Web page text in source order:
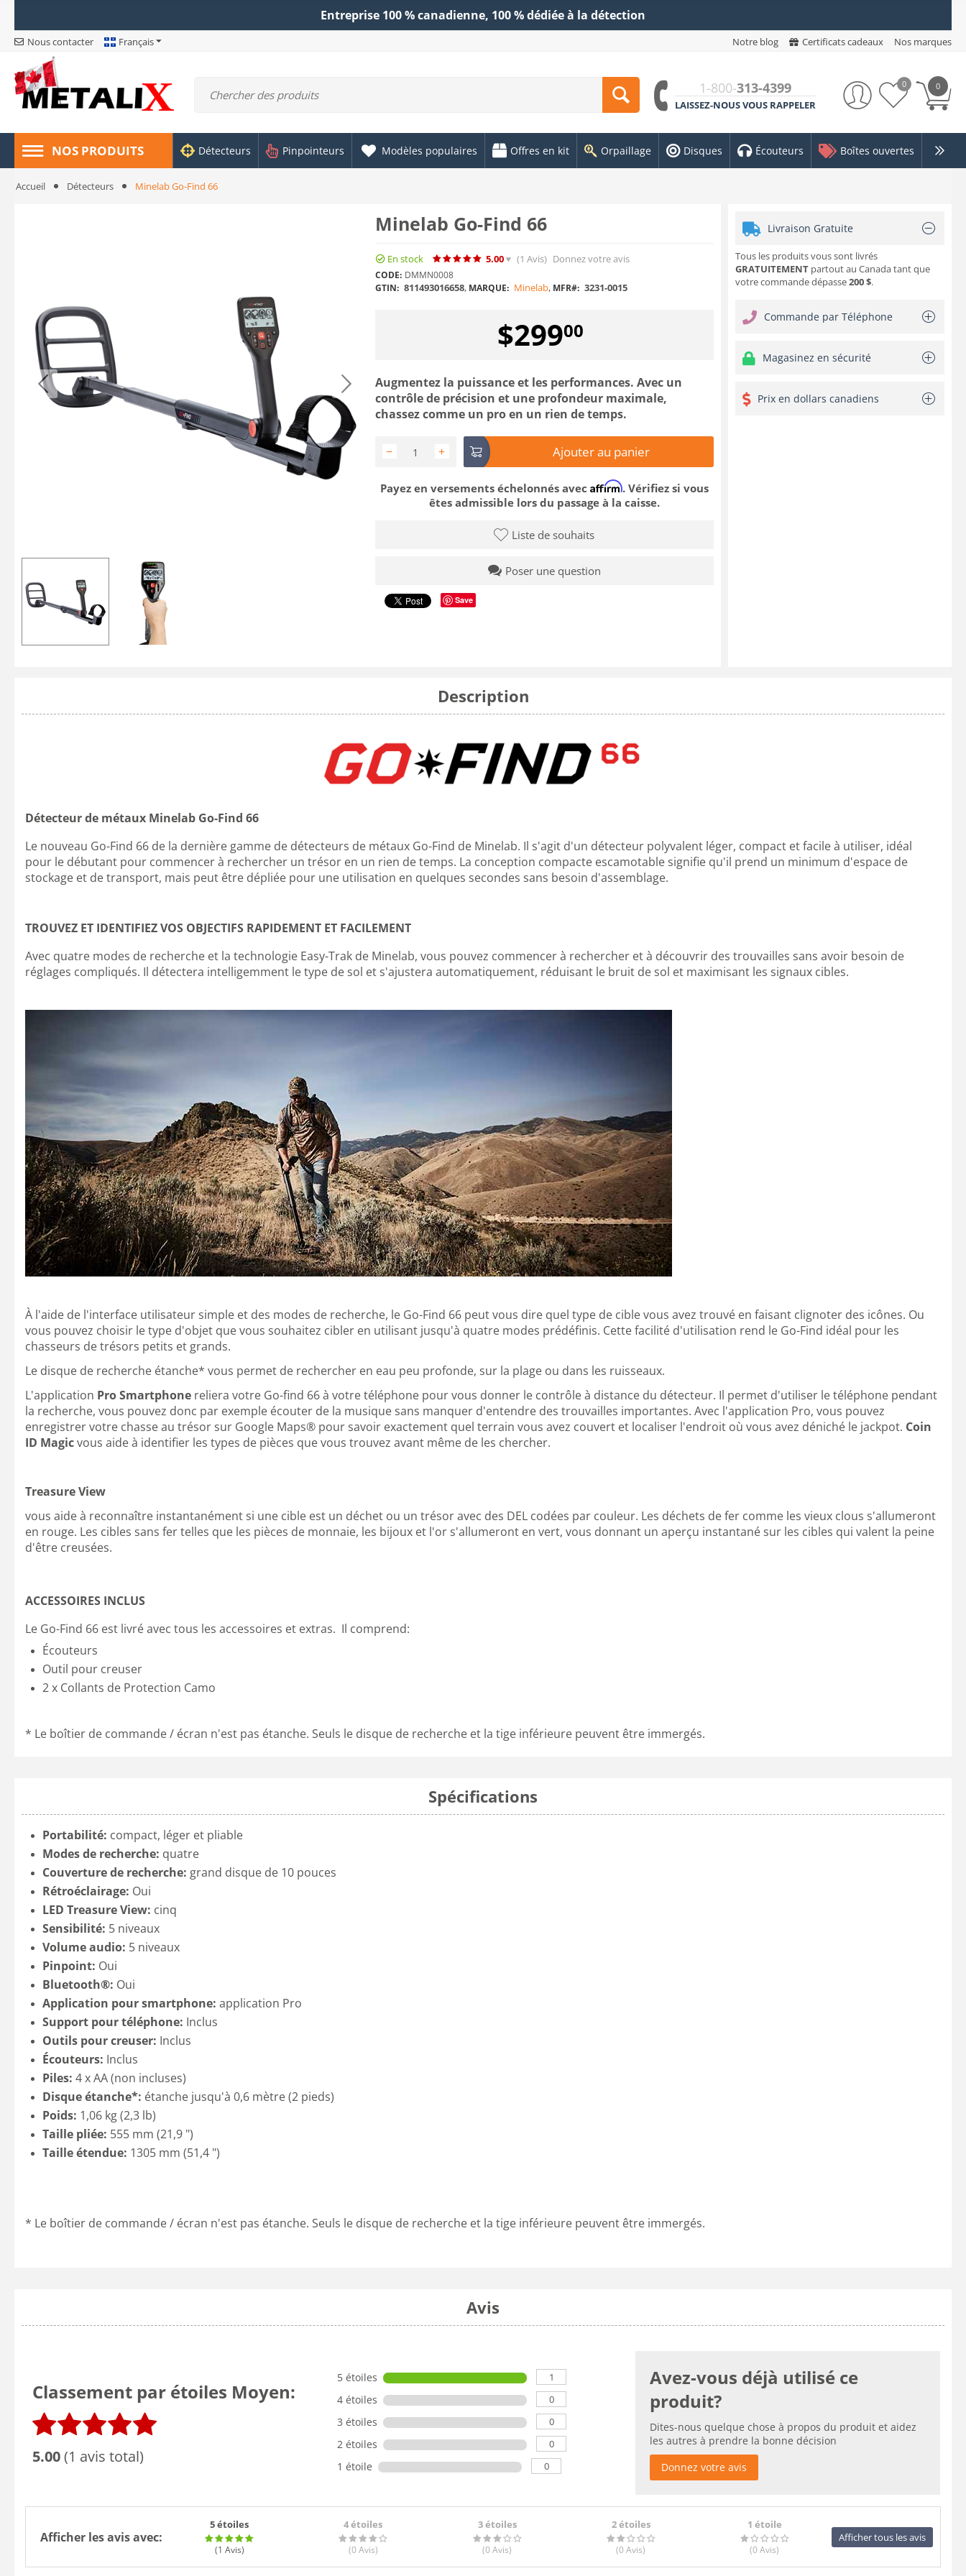
Entreprise 100 % canadienne, 100 % dédiée à la détection
Nous contacter Français Notre blog Certificats cadeaux Nos marques
1-800-313-4399
LAISSEZ-NOUS VOUS RAPPELER
0
0
NOS PRODUITS Détecteurs Pinpointeurs Modèles populaires Offres en kit Orpaillage Disques Écouteurs Boîtes ouvertes
Accueil Détecteurs Minelab Go-Find 66
Minelab Go-Find 66
En stock 5.00 (1 Avis) Donnez votre avis
CODE: DMMN0008
GTIN: 811493016658, MARQUE: Minelab, MFR#: 3231-0015
$29900
Augmentez la puissance et les performances. Avec un
contrôle de précision et une profondeur maximale,
chassez comme un pro en un rien de temps.
+
− Ajouter au panier
Payez en versements échelonnés avec Affirm. Vérifiez si vous
êtes admissible lors du passage à la caisse.
Liste de souhaits
Poser une question
Save
Livraison Gratuite
Tous les produits vous sont livrés
GRATUITEMENT partout au Canada tant que
votre commande dépasse200 $.
Commande par Téléphone
Magasinez en sécurité
Prix en dollars canadiens
Description
Détecteur de métaux Minelab Go-Find 66
Le nouveau Go-Find 66 de la dernière gamme de détecteurs de métaux Go-Find de Minelab. Il s'agit d'un détecteur polyvalent léger, compact et facile à utiliser, idéal
pour le débutant pour commencer à rechercher un trésor en un rien de temps. La conception compacte escamotable signifie qu'il prend un minimum d'espace de
stockage et de transport, mais peut être dépliée pour une utilisation en quelques secondes sans besoin d'assemblage.
TROUVEZ ET IDENTIFIEZ VOS OBJECTIFS RAPIDEMENT ET FACILEMENT
Avec quatre modes de recherche et la technologie Easy-Trak de Minelab, vous pouvez commencer à rechercher et à découvrir des trouvailles sans avoir besoin de
réglages compliqués. Il détectera intelligemment le type de sol et s'ajustera automatiquement, réduisant le bruit de sol et maximisant les signaux cibles.
À l'aide de l'interface utilisateur simple et des modes de recherche, le Go-Find 66 peut vous dire quel type de cible vous avez trouvé en faisant clignoter des icônes. Ou
vous pouvez choisir le type d'objet que vous souhaitez cibler en utilisant jusqu'à quatre modes prédéfinis. Cette facilité d'utilisation rend le Go-Find idéal pour les
chasseurs de trésors petits et grands.
Le disque de recherche étanche* vous permet de rechercher en eau peu profonde, sur la plage ou dans les ruisseaux.
L'application Pro Smartphone reliera votre Go-find 66 à votre téléphone pour vous donner le contrôle à distance du détecteur. Il permet d'utiliser le téléphone pendant
la recherche, vous pouvez donc par exemple écouter de la musique sans manquer d'entendre des trouvailles importantes. Avec l'application Pro, vous pouvez
enregistrer votre chasse au trésor sur Google Maps® pour savoir exactement quel terrain vous avez couvert et localiser l'endroit où vous avez déniché le jackpot. Coin
ID Magicvous aide à identifier les types de pièces que vous trouvez avant même de les chercher.
Treasure View
vous aide à reconnaître instantanément si une cible est un déchet ou un trésor avec des DEL codées par couleur. Les déchets de fer comme les vieux clous s'allumeront
en rouge. Les cibles sans fer telles que les pièces de monnaie, les bijoux et l'or s'allumeront en vert, vous donnant un aperçu instantané sur les cibles qui valent la peine
d'être creusées.
ACCESSOIRES INCLUS
Le Go-Find 66 est livré avec tous les accessoires et extras. Il comprend:
Écouteurs
Outil pour creuser
2 x Collants de Protection Camo
* Le boîtier de commande / écran n'est pas étanche. Seuls le disque de recherche et la tige inférieure peuvent être immergés.
Spécifications
Portabilité: compact, léger et pliable
Modes de recherche: quatre
Couverture de recherche: grand disque de 10 pouces
Rétroéclairage: Oui
LED Treasure View: cinq
Sensibilité: 5 niveaux
Volume audio: 5 niveaux
Pinpoint: Oui
Bluetooth®: Oui
Application pour smartphone: application Pro
Support pour téléphone: Inclus
Outils pour creuser: Inclus
Écouteurs: Inclus
Piles: 4 x AA (non incluses)
Disque étanche*: étanche jusqu'à 0,6 mètre (2 pieds)
Poids: 1,06 kg (2,3 lb)
Taille pliée: 555 mm (21,9 ")
Taille étendue: 1305 mm (51,4 ")
* Le boîtier de commande / écran n'est pas étanche. Seuls le disque de recherche et la tige inférieure peuvent être immergés.
Avis
Classement par étoiles Moyen:
5.00(1 avis total)
5 étoiles 1
4 étoiles 0
3 étoiles 0
2 étoiles 0
1 étoile 0
Avez-vous déjà utilisé ce
produit?
Dites-nous quelque chose à propos du produit et aidez
les autres à prendre la bonne décision
Donnez votre avis
Afficher les avis avec:
5 étoiles
(1 Avis)
4 étoiles
(0 Avis)
3 étoiles
(0 Avis)
2 étoiles
(0 Avis)
1 étoile
(0 Avis)
Afficher tous les avis